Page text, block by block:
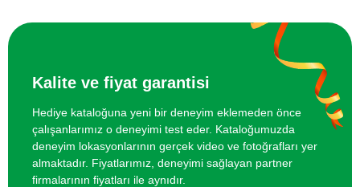
İki Kişi için Seramik Atölyesi 1200 TL
800 TL
İki Kişi için Heykel Atölyesi 700 TL
Online Suluboya Kursu 500 TL
Kalite ve fiyat garantisi
Hediye kataloğuna yeni bir deneyim eklemeden önce
çalışanlarımız o deneyimi test eder. Kataloğumuzda
deneyim lokasyonlarının gerçek video ve fotoğrafları yer
almaktadır. Fiyatlarımız, deneyimi sağlayan partner
firmalarının fiyatları ile aynıdır.